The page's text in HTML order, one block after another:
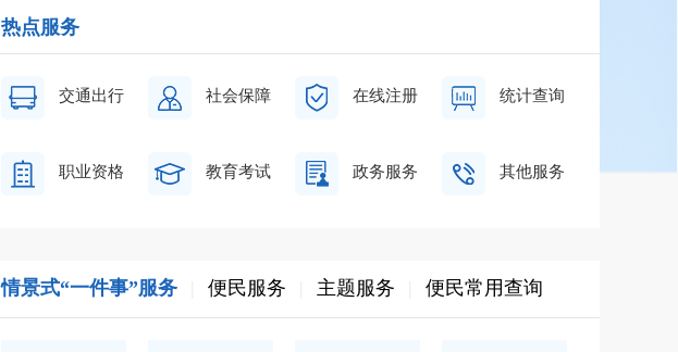
热点服务
交通出行 社会保障 在线注册 统计查询
职业资格 教育考试 政务服务 其他服务
情景式“一件事”服务 便民服务 主题服务 便民常用查询